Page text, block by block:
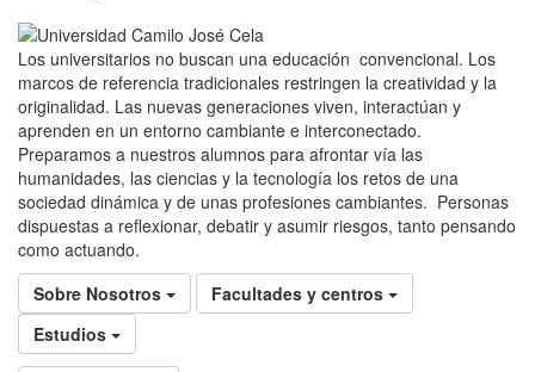
Los universitarios no buscan una educación convencional. Los
marcos de referencia tradicionales restringen la creatividad y la
originalidad. Las nuevas generaciones viven, interactúan y
aprenden en un entorno cambiante e interconectado.
Preparamos a nuestros alumnos para afrontar vía las
humanidades, las ciencias y la tecnología los retos de una
sociedad dinámica y de unas profesiones cambiantes. Personas
dispuestas a reflexionar, debatir y asumir riesgos, tanto pensando
como actuando.
Sobre Nosotros
Facultades y centros
Estudios